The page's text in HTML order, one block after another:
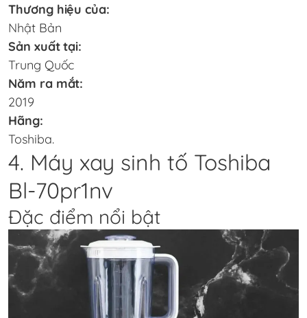
Thương hiệu của:
Nhật Bản
Sản xuất tại:
Trung Quốc
Năm ra mắt:
2019
Hãng:
Toshiba.
4. Máy xay sinh tố Toshiba
Bl-70pr1nv
Đặc điểm nổi bật